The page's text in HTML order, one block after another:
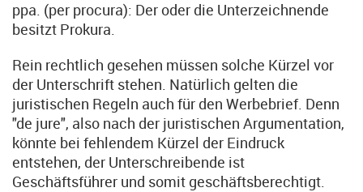
ppa. (per procura): Der oder die Unterzeichnende
besitzt Prokura.
Rein rechtlich gesehen müssen solche Kürzel vor
der Unterschrift stehen. Natürlich gelten die
juristischen Regeln auch für den Werbebrief. Denn
"de jure", also nach der juristischen Argumentation,
könnte bei fehlendem Kürzel der Eindruck
entstehen, der Unterschreibende ist
Geschäftsführer und somit geschäftsberechtigt.